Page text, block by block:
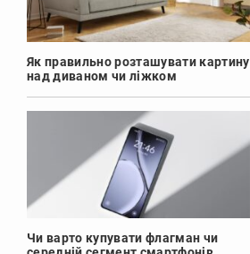
Як правильно розташувати картину
над диваном чи ліжком
Чи варто купувати флагман чи